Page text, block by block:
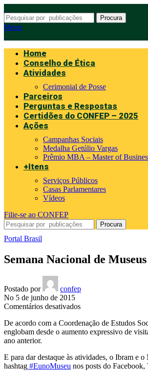
Procura
Menu
Home
Conselho de Ética
Atividades
Cerimonial de Posse
Parceiros
Perguntas e Respostas
Certidões do CONFEP – 2025
Ações
Campanhas Sociais
Medalha Getúlio Vargas
Prêmio MBA – Master of
+Itens
Serviços Públicos
Casas Parlamentares
Vídeos
Filie-se ao CONFEP
Procura
Portal Brasil
Semana Nacional de
Postado por
confep
No 5 de junho de 2015
Comentários desativadosem
Nacional
de
a
sua
De acordo com a Coordenação de Estudos
englobam desde o aumento expressivo de
ano anterior.
E para dar destaque às atividades, o Ibram e
hashtag #EunoMuseu nos posts do